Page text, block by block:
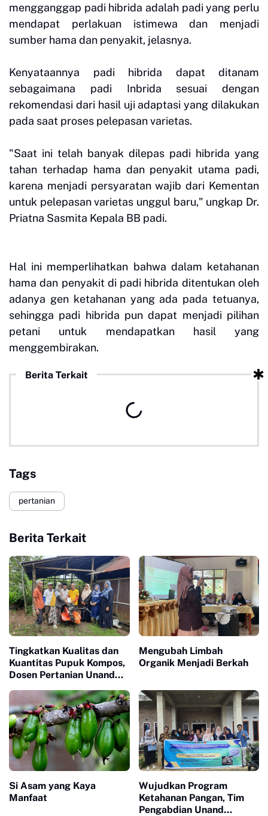
mengganggap padi hibrida adalah padi yang perlu
mendapat perlakuan istimewa dan menjadi
sumber hama dan penyakit, jelasnya.
Kenyataannya padi hibrida dapat ditanam
sebagaimana padi Inbrida sesuai dengan
rekomendasi dari hasil uji adaptasi yang dilakukan
pada saat proses pelepasan varietas.
"Saat ini telah banyak dilepas padi hibrida yang
tahan terhadap hama dan penyakit utama padi,
karena menjadi persyaratan wajib dari Kementan
untuk pelepasan varietas unggul baru," ungkap Dr.
Priatna Sasmita Kepala BB padi.
Hal ini memperlihatkan bahwa dalam ketahanan
hama dan penyakit di padi hibrida ditentukan oleh
adanya gen ketahanan yang ada pada tetuanya,
sehingga padi hibrida pun dapat menjadi pilihan
petani untuk mendapatkan hasil yang
menggembirakan.
Berita Terkait
Tags
pertanian
Berita Terkait
Tingkatkan Kualitas dan
Kuantitas Pupuk Kompos,
Dosen Pertanian Unand
Sakato
Mengubah Limbah
Organik Menjadi Berkah
Si Asam yang Kaya
Manfaat
Wujudkan Program
Ketahanan Pangan, Tim
Pengabdian Unand